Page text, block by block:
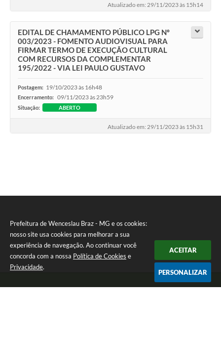
Prefeitura de Wenceslau Braz - MG e os cookies:
nosso site usa cookies para melhorar a sua
experiência de navegação. Ao continuar você
concorda com a nossa Política de Cookies e
Privacidade.
ACEITAR
PERSONALIZAR
Atualizado em: 29/11/2023 às 15h14
EDITAL DE CHAMAMENTO PÚBLICO LPG Nº
003/2023 - FOMENTO AUDIOVISUAL PARA
FIRMAR TERMO DE EXECUÇÃO CULTURAL
COM RECURSOS DA COMPLEMENTAR
195/2022 - VIA LEI PAULO GUSTAVO
Postagem: 19/10/2023 às 16h48
Encerramento: 09/11/2023 às 23h59
Situação: ABERTO
Atualizado em: 29/11/2023 às 15h31
Telefone: (35) 99971-1768